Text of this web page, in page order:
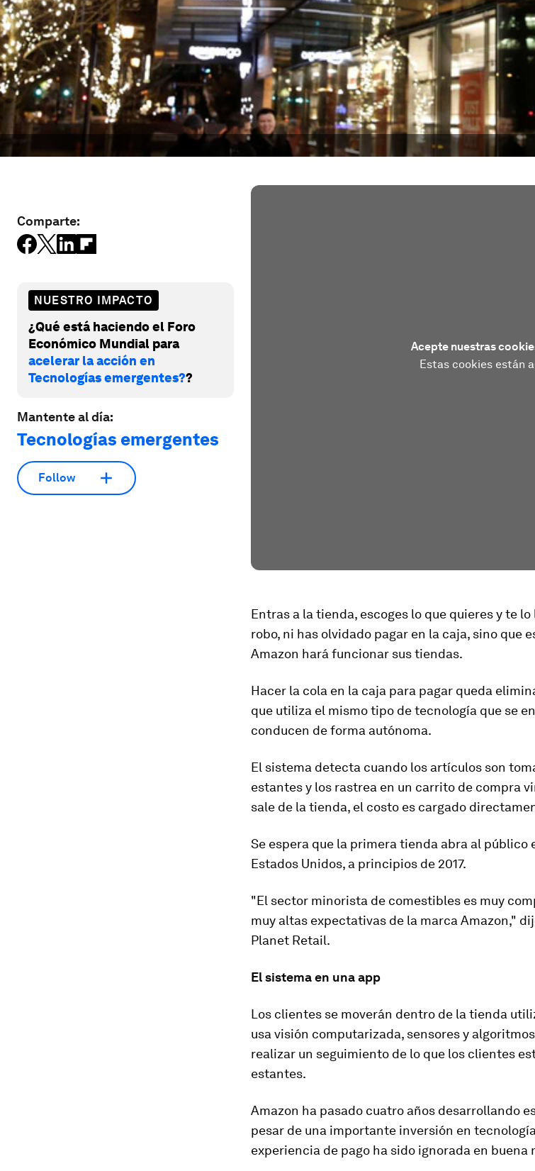
Comparte:
NUESTRO IMPACTO
¿Qué está haciendo el Foro
Económico Mundial para
acelerar la acción en
Tecnologías emergentes??
Mantente al día:
Tecnologías emergentes
Follow
Acepte nuestras
Estas cookies están
Entras a la tienda, escoges lo que quieres y te
robo, ni has olvidado pagar en la caja, sino que
Amazon hará funcionar sus tiendas.
Hacer la cola en la caja para pagar queda
que utiliza el mismo tipo de tecnología que se
conducen de forma autónoma.
El sistema detecta cuando los artículos son
estantes y los rastrea en un carrito de compra
sale de la tienda, el costo es cargado
Se espera que la primera tienda abra al público
Estados Unidos, a principios de 2017.
"El sector minorista de comestibles es muy
muy altas expectativas de la marca Amazon,"
Planet Retail.
El sistema en una app
Los clientes se moverán dentro de la tienda
usavisión computarizada, sensores y
realizar un seguimiento de lo que los clientes
estantes.
Amazon ha pasado cuatro años desarrollando
pesar de una importante inversión en
experiencia de pago ha sido ignorada en buena